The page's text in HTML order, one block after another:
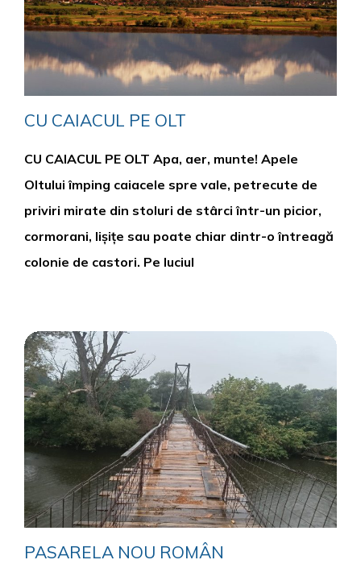
CU CAIACUL PE OLT
CU CAIACUL PE OLT Apa, aer, munte! Apele
Oltului împing caiacele spre vale, petrecute de
priviri mirate din stoluri de stârci într-un picior,
cormorani, lișițe sau poate chiar dintr-o întreagă
colonie de castori. Pe luciul
PASARELA NOU ROMÂN